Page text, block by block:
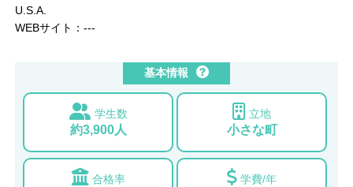
U.S.A.
WEBサイト：---
基本情報
学生数
約3,900人
立地
小さな町
合格率 学費/年